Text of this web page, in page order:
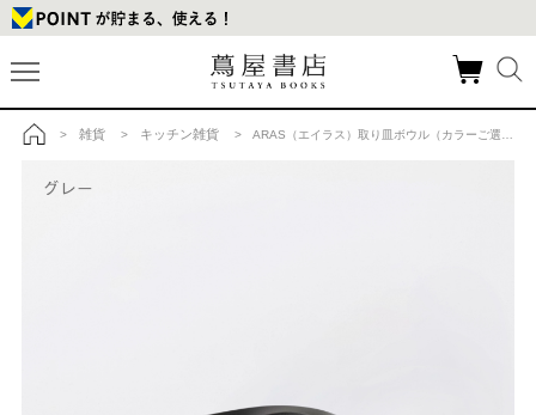
> 雑貨 > キッチン雑貨 > ARAS（エイラス）取り皿ボウル（カラーご選択ください）の商品詳細